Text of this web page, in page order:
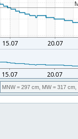
MNW= 297 cm, MW= 317 cm,